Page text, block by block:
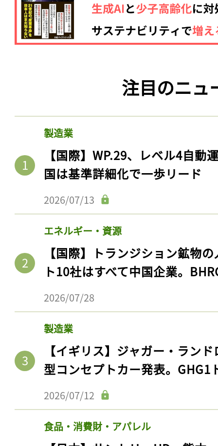
注目のニュ
製造業
【国際】WP.29、レベル4自動
国は基準詳細化で一歩リード
2026/07/13
エネルギー・資源
【国際】トランジション鉱物
ト10社はすべて中国企業。
2026/07/28
製造業
【イギリス】ジャガー・ラン
型コンセプトカー発表。GHG1
2026/07/12
食品・消費財・アパレル